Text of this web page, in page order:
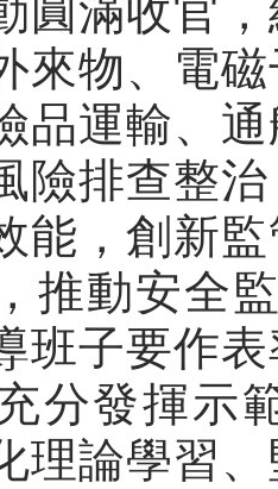
圓滿收官
來物、電
品運輸、
險排查整
能，創新
推動安全
班子要作
分發揮示
理論學習